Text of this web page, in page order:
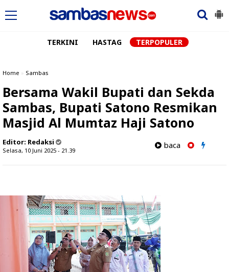
TERKINI HASTAG TERPOPULER
Home » Sambas
Bersama Wakil Bupati dan Sekda
Sambas, Bupati Satono Resmikan
Masjid Al Mumtaz Haji Satono
Editor: Redaksi
Selasa, 10 Juni 2025 - 21.39
baca